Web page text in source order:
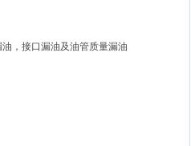
，接口漏油及油管质量漏油